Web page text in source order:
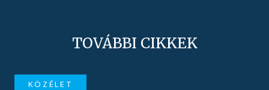
TOVÁBBI CIKKEK
KÖZÉLET